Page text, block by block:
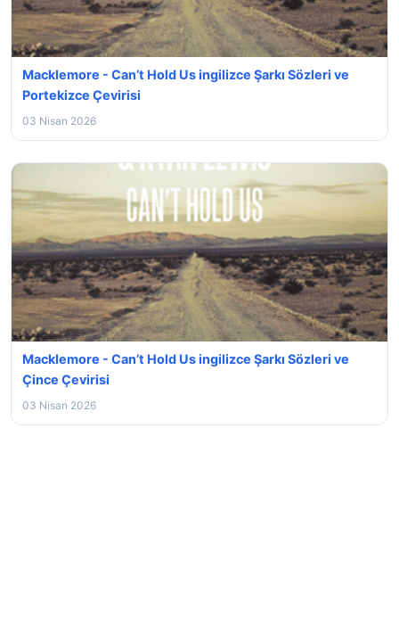
Macklemore - Can’t Hold Us ingilizce Şarkı Sözleri ve
Portekizce Çevirisi
03 Nisan 2026
Macklemore - Can’t Hold Us ingilizce Şarkı Sözleri ve
Çince Çevirisi
03 Nisan 2026